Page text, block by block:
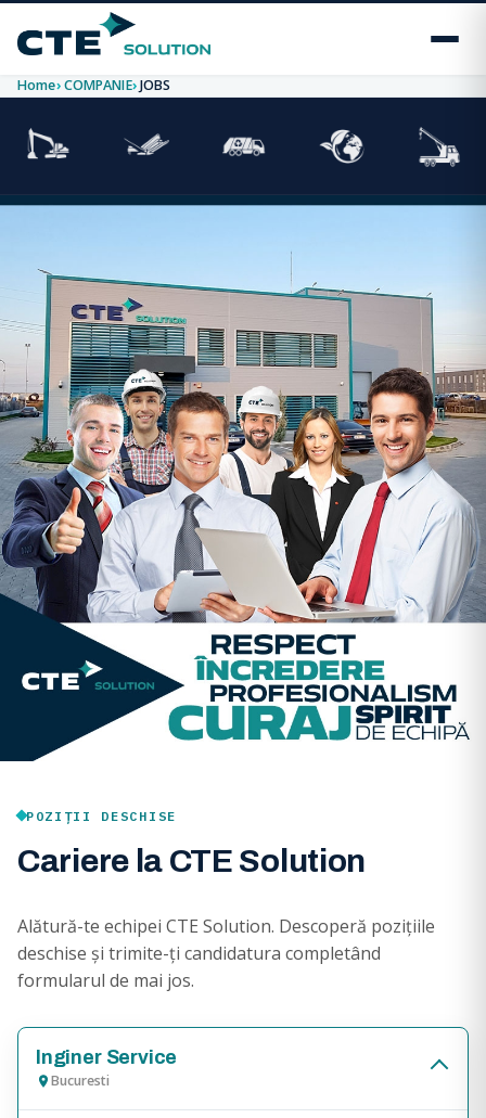
Home COMPANIE JOBS
POZIȚII DESCHISE
Cariere la CTE Solution
Alătură-te echipei CTE Solution. Descoperă pozițiile
deschise și trimite-ți candidatura completând
formularul de mai jos.
Inginer Service
Bucuresti